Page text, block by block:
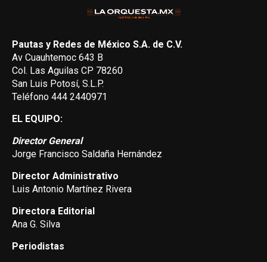
Pautas y Redes de México S.A. de C.V.
Av Cuauhtemoc 643 B
Col. Las Aguilas CP 78260
San Luis Potosí, S.L.P.
Teléfono 444 2440971
EL EQUIPO:
Director General
Jorge Francisco Saldaña Hernández
Director Administrativo
Luis Antonio Martínez Rivera
Directora Editorial
Ana G. Silva
Periodistas